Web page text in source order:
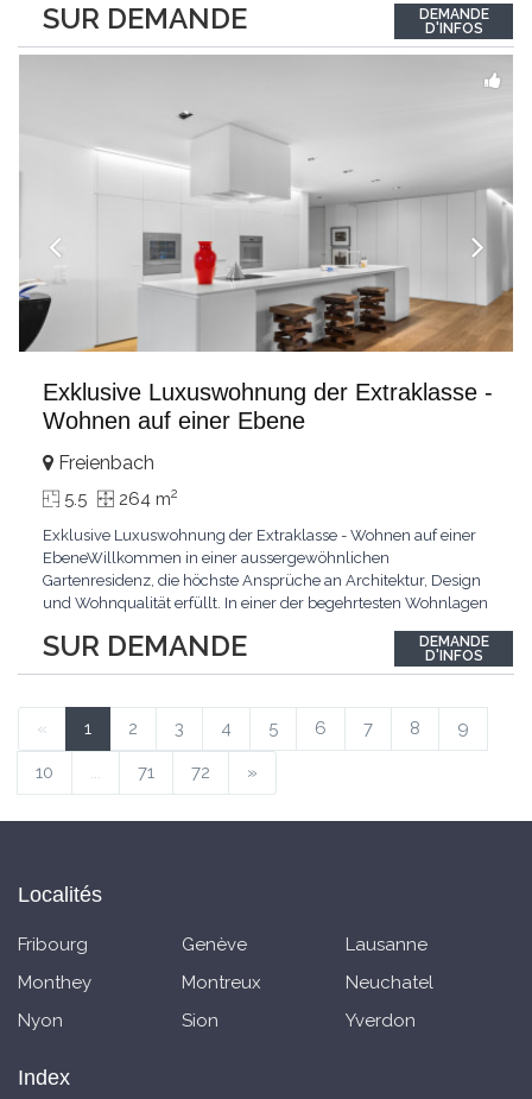
SUR DEMANDE
hors du commun tout au long de la journée.Points forts:4
grandes chambresUn vaste séjour...
DEMANDE
D'INFOS
Exklusive Luxuswohnung der Extraklasse -
Wohnen auf einer Ebene
SUR DEMANDE
Freienbach
5.5 264 m2
Exklusive Luxuswohnung der Extraklasse - Wohnen auf einer
EbeneWillkommen in einer aussergewöhnlichen
Gartenresidenz, die höchste Ansprüche an Architektur, Design
und Wohnqualität erfüllt. In einer der begehrtesten Wohnlagen
exklusives Zuhause mit über 230 m² Wohnfläche, das
Grosszügigkeit, Privatsphäre und zeitlose Eleganz auf
DEMANDE
D'INFOS
« 1 2 3 4 5 6 7 8 9
10 ... 71 72 »
Localités
Fribourg Genève
Lausanne
Monthey
Montreux
Neuchatel
Nyon
Sion Yverdon
Index